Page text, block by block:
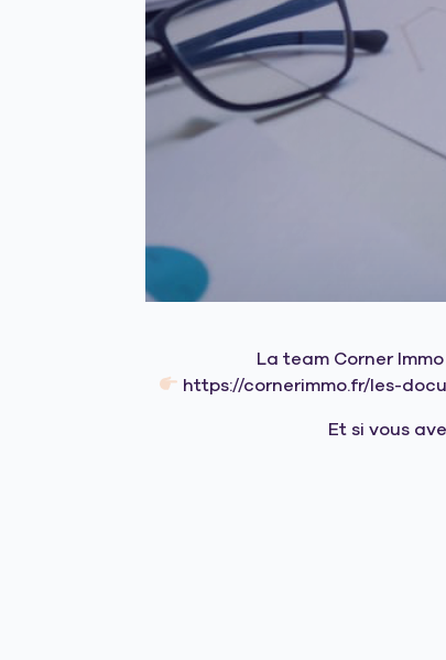
La team Corner
https://cornerimmo.fr/les-
Et si vous